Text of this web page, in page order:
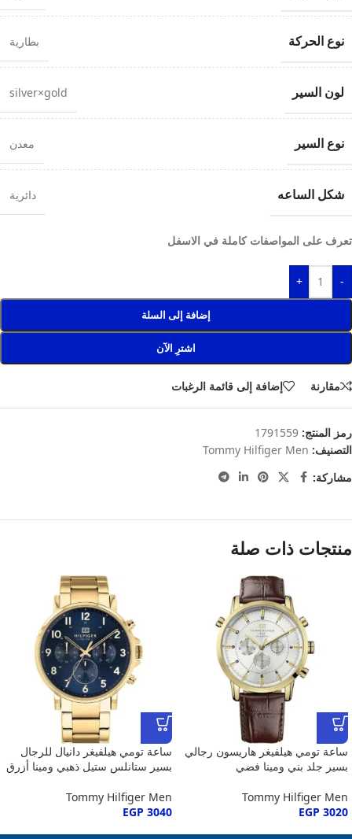
نوع الحركة بطارية
لون السير silver×gold
نوع السير معدن
شكل الساعه دائرية
تعرف على المواصفات كاملة في الاسفل
-
+
إضافة إلى السلة
اشترِ الآن
مقارنة إضافة إلى قائمة الرغبات
رمز المنتج: 1791559
التصنيف: Tommy Hilfiger Men
مشاركة:
منتجات ذات صلة
ساعة تومي هيلفيغر هاريسون رجالي
بسير جلد بني ومينا فضي
Tommy Hilfiger Men
EGP 3020
ساعة تومي هيلفيغر دانيال للرجال
بسير ستانلس ستيل ذهبي ومينا أزرق
Tommy Hilfiger Men
EGP 3040